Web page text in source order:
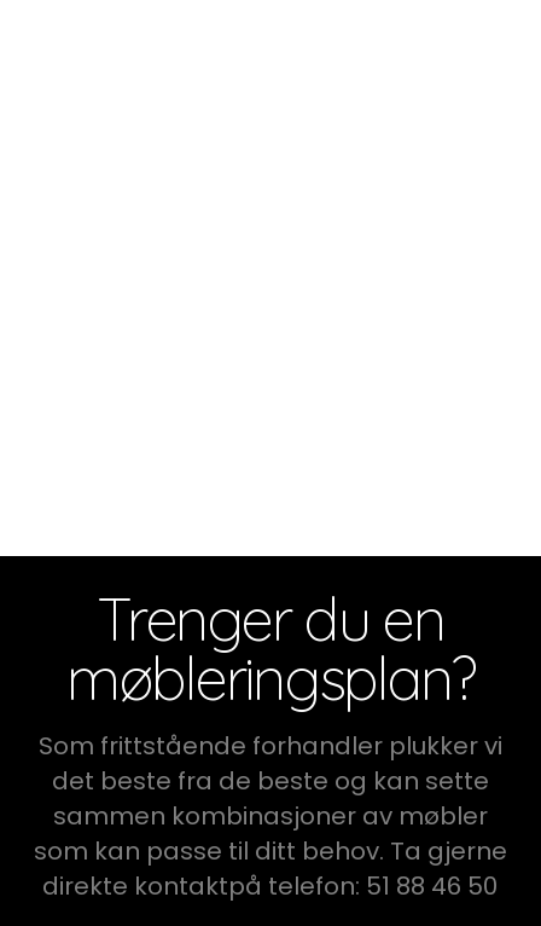
Trenger du en
møbleringsplan?
Som frittstående forhandler plukker vi
det beste fra de beste og kan sette
sammen kombinasjoner av møbler
som kan passe til ditt behov. Ta gjerne
direkte kontaktpå telefon: 51 88 46 50